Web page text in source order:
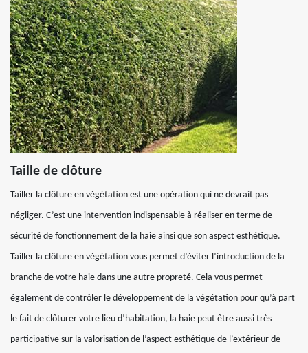
Taille de clôture
Tailler la clôture en végétation est une opération qui ne devrait pas
négliger. C’est une intervention indispensable à réaliser en terme de
sécurité de fonctionnement de la haie ainsi que son aspect esthétique.
Tailler la clôture en végétation vous permet d’éviter l’introduction de la
branche de votre haie dans une autre propreté. Cela vous permet
également de contrôler le développement de la végétation pour qu’à part
le fait de clôturer votre lieu d’habitation, la haie peut être aussi très
participative sur la valorisation de l’aspect esthétique de l’extérieur de